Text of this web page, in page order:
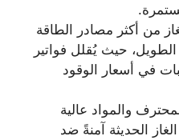
من أكثر مصادر الطاقة
حيث يُقلل فواتير
في أسعار الوقود
والمواد عالية
الحديثة آمنةً ضد